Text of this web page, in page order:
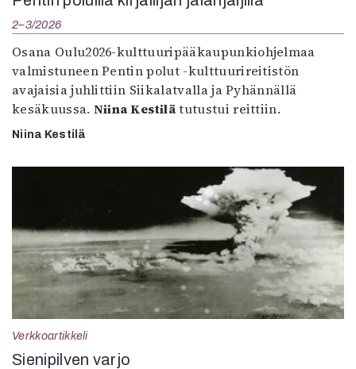
2–3/2026
Osana Oulu2026-kulttuuripääkaupunkiohjelmaa
valmistuneen Pentin polut -kulttuurireitistön
avajaisia juhlittiin Siikalatvalla ja Pyhännällä
kesäkuussa. Niina Kestilätutustui reittiin.
Niina Kestilä
Verkkoartikkeli
Sienipilven varjo